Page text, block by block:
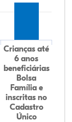
Crianças até
6 anos
beneficiárias
Bolsa
Família e
inscritas no
Cadastro
Único